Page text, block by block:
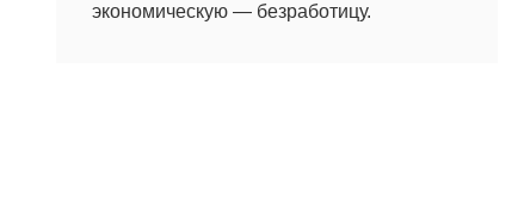
экономическую — безработицу.